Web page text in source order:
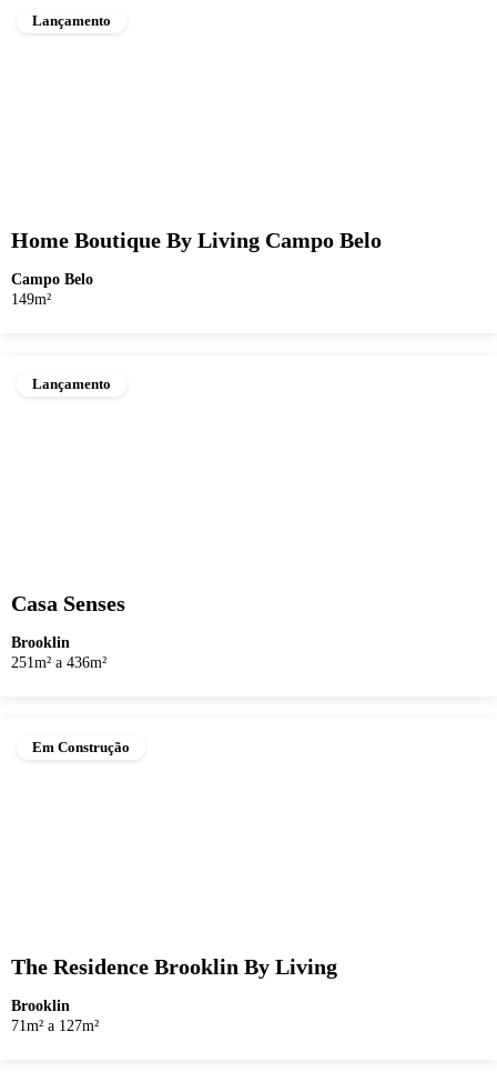
Lançamento
Home Boutique By Living Campo Belo
Campo Belo
149m²
Lançamento
Casa Senses
Brooklin
251m² a 436m²
Em Construção
The Residence Brooklin By Living
Brooklin
71m² a 127m²